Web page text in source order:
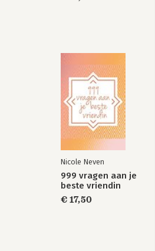
Nicole Neven
999 vragen aan je
beste vriendin
€ 17,50